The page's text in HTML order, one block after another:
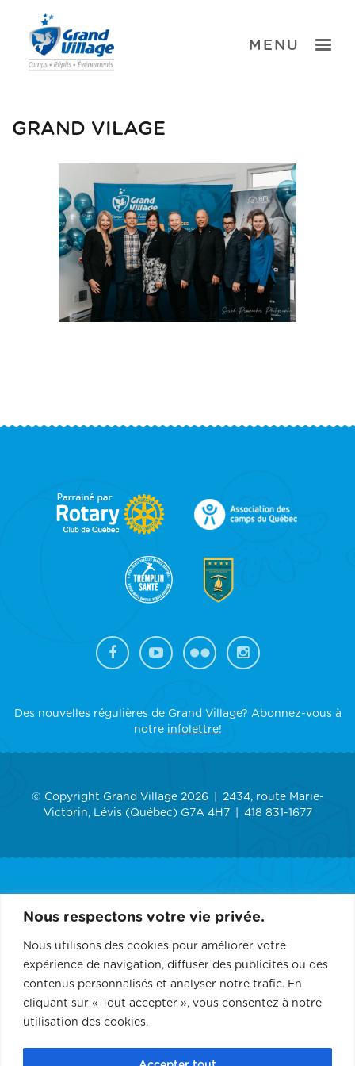
Nous respectons votre vie privée.
Nous utilisons des cookies pour améliorer votre
expérience de navigation, diffuser des publicités ou des
contenus personnalisés et analyser notre trafic. En
cliquant sur « Tout accepter », vous consentez à notre
utilisation des cookies.
content
TOGGLE
MENU
GRAND VILAGE
FOOTER
SIDEBAR
Des nouvelles régulières de Grand Village? Abonnez-vous à
notre infolettre!
© Copyright Grand Village 2026
2434, route Marie-
Victorin, Lévis (Québec) G7A 4H7
418 831-1677
GRAND VILLAGE
SERVICES
RÉCEPTION ET ÉVÉNEMENT
CONTACT